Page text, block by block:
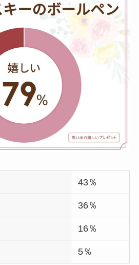
フラーのプレゼント
？重いし
いらないと思われな
いか調査！
サボンのプレゼント
は嬉しくない？いら
ない
？男性には人
気？100人に聞いてみ
は嬉しくない？男性
女性100人に聞いてみ
43％
36％
16％
5％